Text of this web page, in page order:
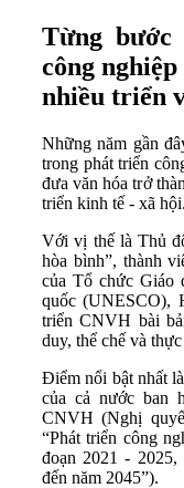
Từng bước
công
nhiều triển
Những năm gần
trong phát triển
đưa văn hóa trở
triển kinh tế - xã hội.
Với vị thế là Thủ
hòa bình”, thành
của Tổ chức Giáo
quốc (UNESCO),
triển CNVH bài
duy, thể chế và
Điểm nổi bật nhất
của cả nước ban
CNVH (Nghị
“Phát triển công
đoạn 2021 - 2025,
đến năm 2045”).